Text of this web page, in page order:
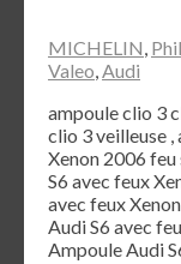
MICHELIN,
Valeo,Audi
ampoule clio 3
clio 3 veilleuse
Xenon 2006
S6 avec feux
avec feux
Audi S6 avec
Ampoule Audi